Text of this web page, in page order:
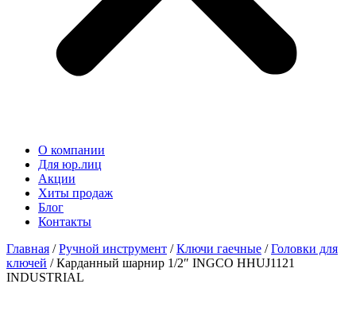
О компании
Для юр.лиц
Акции
Хиты продаж
Блог
Контакты
Главная /Ручной инструмент /Ключи гаечные /Головки для
ключей / Карданный шарнир 1/2″ INGCO HHUJ1121
INDUSTRIAL